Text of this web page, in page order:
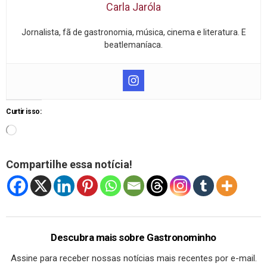
Carla Jaróla
Jornalista, fã de gastronomia, música, cinema e literatura. E
beatlemaníaca.
Curtir isso:
Compartilhe essa notícia!
Descubra mais sobre Gastronominho
Assine para receber nossas notícias mais recentes por e-mail.